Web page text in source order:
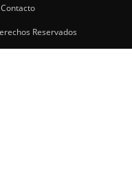
Contacto
Reservados